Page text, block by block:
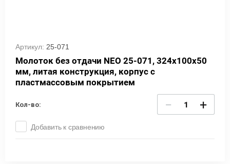
Артикул: 25-071
Молоток без отдачи NEO 25-071, 324х100х50
мм, литая конструкция, корпус с
пластмассовым покрытием
Кол-во: − +
Добавить к сравнению